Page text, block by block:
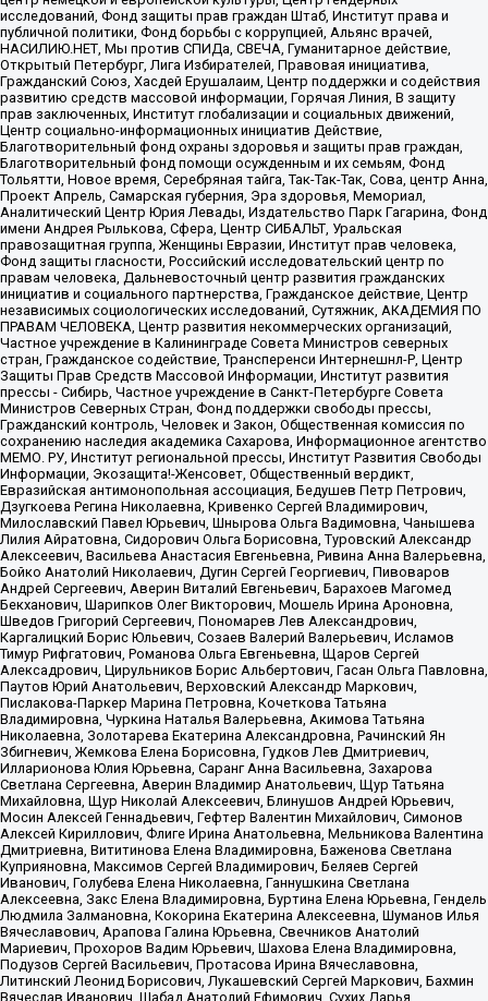
исследований, Фонд защиты прав граждан Штаб, Институт права и
публичной политики, Фонд борьбы с коррупцией, Альянс врачей,
НАСИЛИЮ.НЕТ, Мы против СПИДа, СВЕЧА, Гуманитарное действие,
Открытый Петербург, Лига Избирателей, Правовая инициатива,
Гражданский Союз, Хасдей Ерушалаим, Центр поддержки и содействия
развитию средств массовой информации, Горячая Линия, В защиту
прав заключенных, Институт глобализации и социальных движений,
Центр социально-информационных инициатив Действие,
Благотворительный фонд охраны здоровья и защиты прав граждан,
Благотворительный фонд помощи осужденным и их семьям, Фонд
Тольятти, Новое время, Серебряная тайга, Так-Так-Так, Сова, центр Анна,
Проект Апрель, Самарская губерния, Эра здоровья, Мемориал,
Аналитический Центр Юрия Левады, Издательство Парк Гагарина, Фонд
имени Андрея Рылькова, Сфера, Центр СИБАЛЬТ, Уральская
правозащитная группа, Женщины Евразии, Институт прав человека,
Фонд защиты гласности, Российский исследовательский центр по
правам человека, Дальневосточный центр развития гражданских
инициатив и социального партнерства, Гражданское действие, Центр
независимых социологических исследований, Сутяжник, АКАДЕМИЯ ПО
ПРАВАМ ЧЕЛОВЕКА, Центр развития некоммерческих организаций,
Частное учреждение в Калининграде Совета Министров северных
стран, Гражданское содействие, Трансперенси Интернешнл-Р, Центр
Защиты Прав Средств Массовой Информации, Институт развития
прессы - Сибирь, Частное учреждение в Санкт-Петербурге Совета
Министров Северных Стран, Фонд поддержки свободы прессы,
Гражданский контроль, Человек и Закон, Общественная комиссия по
сохранению наследия академика Сахарова, Информационное агентство
МЕМО. РУ, Институт региональной прессы, Институт Развития Свободы
Информации, Экозащита!-Женсовет, Общественный вердикт,
Евразийская антимонопольная ассоциация, Бедушев Петр Петрович,
Дзугкоева Регина Николаевна, Кривенко Сергей Владимирович,
Милославский Павел Юрьевич, Шнырова Ольга Вадимовна, Чанышева
Лилия Айратовна, Сидорович Ольга Борисовна, Туровский Александр
Алексеевич, Васильева Анастасия Евгеньевна, Ривина Анна Валерьевна,
Бойко Анатолий Николаевич, Дугин Сергей Георгиевич, Пивоваров
Андрей Сергеевич, Аверин Виталий Евгеньевич, Барахоев Магомед
Бекханович, Шарипков Олег Викторович, Мошель Ирина Ароновна,
Шведов Григорий Сергеевич, Пономарев Лев Александрович,
Каргалицкий Борис Юльевич, Созаев Валерий Валерьевич, Исламов
Тимур Рифгатович, Романова Ольга Евгеньевна, Щаров Сергей
Алексадрович, Цирульников Борис Альбертович, Гасан Ольга Павловна,
Паутов Юрий Анатольевич, Верховский Александр Маркович,
Пислакова-Паркер Марина Петровна, Кочеткова Татьяна
Владимировна, Чуркина Наталья Валерьевна, Акимова Татьяна
Николаевна, Золотарева Екатерина Александровна, Рачинский Ян
Збигневич, Жемкова Елена Борисовна, Гудков Лев Дмитриевич,
Илларионова Юлия Юрьевна, Саранг Анна Васильевна, Захарова
Светлана Сергеевна, Аверин Владимир Анатольевич, Щур Татьяна
Михайловна, Щур Николай Алексеевич, Блинушов Андрей Юрьевич,
Мосин Алексей Геннадьевич, Гефтер Валентин Михайлович, Симонов
Алексей Кириллович, Флиге Ирина Анатольевна, Мельникова Валентина
Дмитриевна, Вититинова Елена Владимировна, Баженова Светлана
Куприяновна, Максимов Сергей Владимирович, Беляев Сергей
Иванович, Голубева Елена Николаевна, Ганнушкина Светлана
Алексеевна, Закс Елена Владимировна, Буртина Елена Юрьевна, Гендель
Людмила Залмановна, Кокорина Екатерина Алексеевна, Шуманов Илья
Вячеславович, Арапова Галина Юрьевна, Свечников Анатолий
Мариевич, Прохоров Вадим Юрьевич, Шахова Елена Владимировна,
Подузов Сергей Васильевич, Протасова Ирина Вячеславовна,
Литинский Леонид Борисович, Лукашевский Сергей Маркович, Бахмин
Вячеслав Иванович, Шабад Анатолий Ефимович, Сухих Дарья